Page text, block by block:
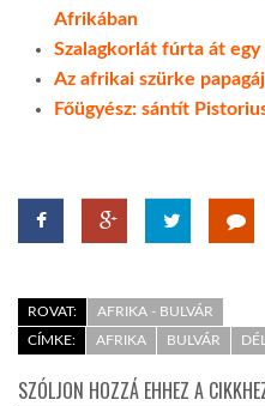
Afrikában
Szalagkorlát fúrta át
Az afrikai szürke
Főügyész: sántít
ROVAT:
AFRIKA - BULVÁR
CÍMKE:
AFRIKA BULVÁR
SZÓLJON HOZZÁ EHHEZ A